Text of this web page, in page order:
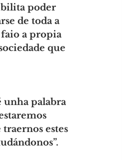
poder
de toda a
faio a propia
que
unha palabra
estes